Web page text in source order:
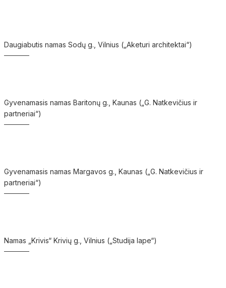
Daugiabutis namas Sodų g., Vilnius („Aketuri architektai“)
Gyvenamasis namas Baritonų g., Kaunas („G. Natkevičius ir
partneriai“)
Gyvenamasis namas Margavos g., Kaunas („G. Natkevičius ir
partneriai“)
Namas „Krivis“ Krivių g., Vilnius („Studija lape“)